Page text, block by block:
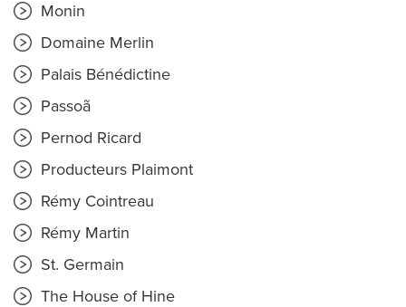
Monin
Domaine Merlin
Palais Bénédictine
Passoã
Pernod Ricard
Producteurs Plaimont
Rémy Cointreau
Rémy Martin
St. Germain
The House of Hine